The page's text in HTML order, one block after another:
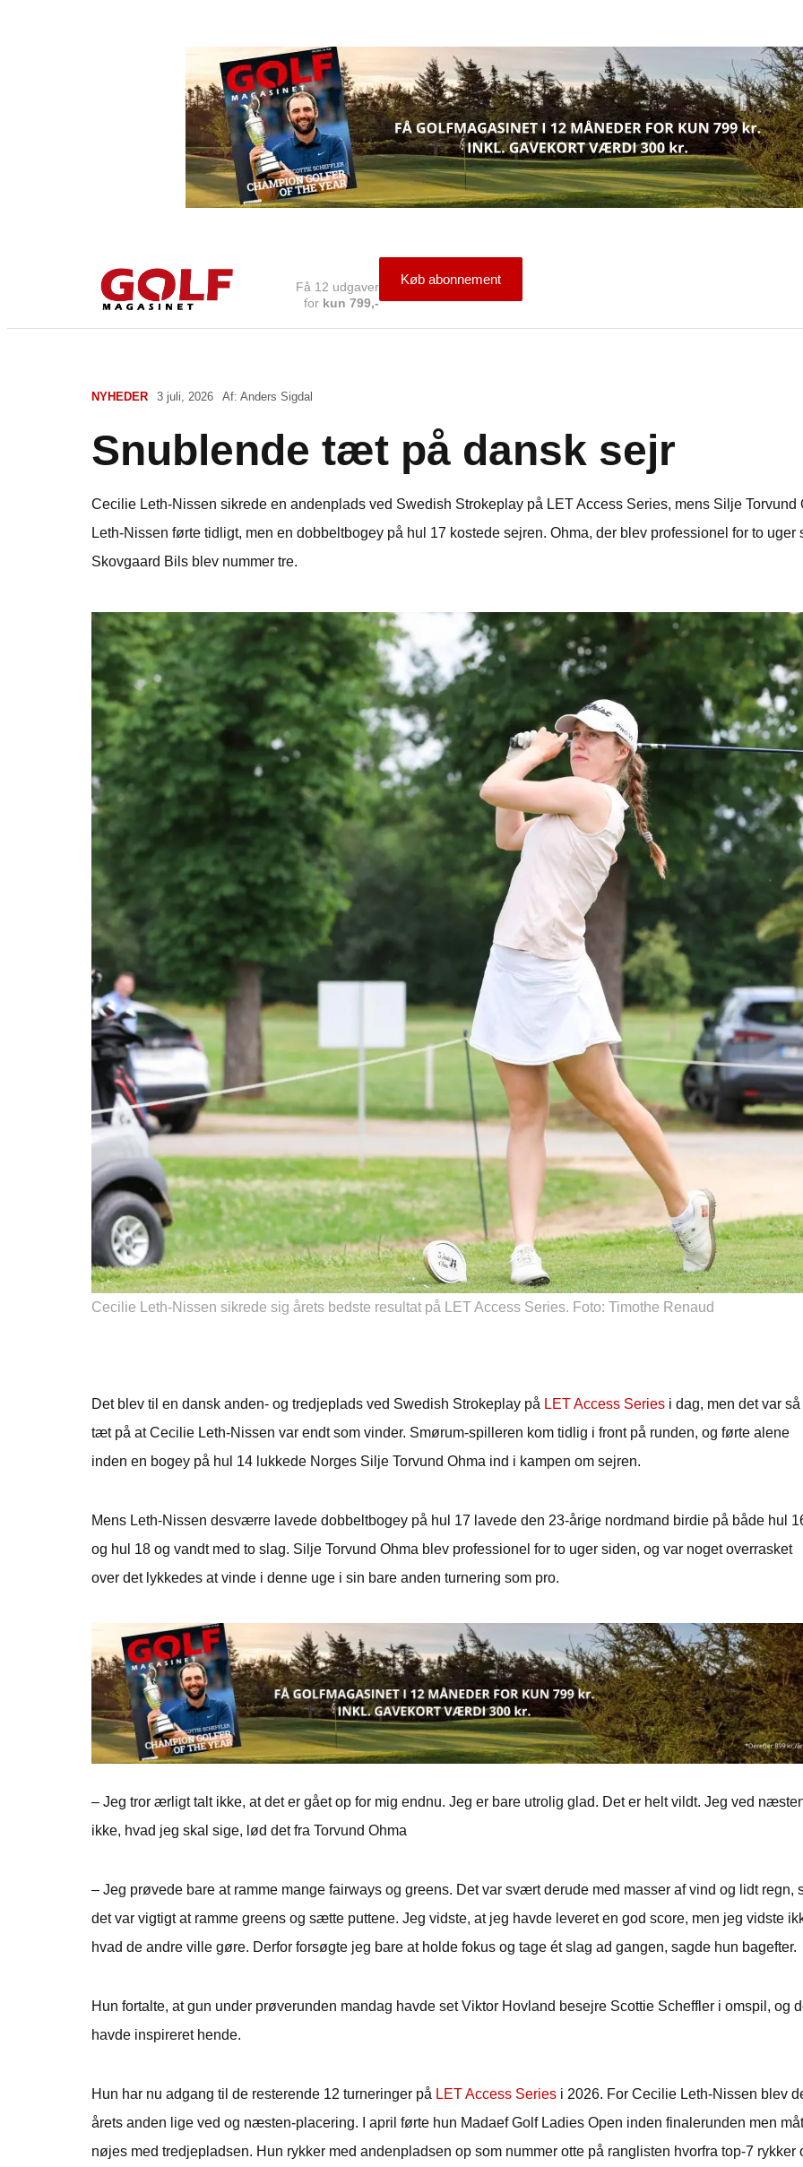
Få 12 udgaver
for kun 799,-
Køb abonnement
NYHEDER 3 juli, 2026 Af: Anders Sigdal
Snublende tæt på dansk sejr
Cecilie Leth-Nissen sikrede en andenplads ved Swedish Strokeplay på LET Access Series, mens Silje
Leth-Nissen førte tidligt, men en dobbeltbogey på hul 17 kostede sejren. Ohma, der blev professionel for to
Skovgaard Bils blev nummer tre.
Cecilie Leth-Nissen sikrede sig årets bedste resultat på LET Access Series. Foto: Timothe Renaud
Det blev til en dansk anden- og tredjeplads ved Swedish Strokeplay på LET Access Series i dag, men det var så
tæt på at Cecilie Leth-Nissen var endt som vinder. Smørum-spilleren kom tidlig i front på runden, og førte alene
inden en bogey på hul 14 lukkede Norges Silje Torvund Ohma ind i kampen om sejren.
Mens Leth-Nissen desværre lavede dobbeltbogey på hul 17 lavede den 23-årige nordmand birdie på både hul
og hul 18 og vandt med to slag. Silje Torvund Ohma blev professionel for to uger siden, og var noget overrasket
over det lykkedes at vinde i denne uge i sin bare anden turnering som pro.
– Jeg tror ærligt talt ikke, at det er gået op for mig endnu. Jeg er bare utrolig glad. Det er helt vildt. Jeg ved
ikke, hvad jeg skal sige, lød det fra Torvund Ohma
– Jeg prøvede bare at ramme mange fairways og greens. Det var svært derude med masser af vind og lidt regn,
det var vigtigt at ramme greens og sætte puttene. Jeg vidste, at jeg havde leveret en god score, men jeg vidste
hvad de andre ville gøre. Derfor forsøgte jeg bare at holde fokus og tage ét slag ad gangen, sagde hun bagefter.
Hun fortalte, at gun under prøverunden mandag havde set Viktor Hovland besejre Scottie Scheffler i omspil, og
havde inspireret hende.
Hun har nu adgang til de resterende 12 turneringer på LET Access Series i 2026. For Cecilie Leth-Nissen blev
årets anden lige ved og næsten-placering. I april førte hun Madaef Golf Ladies Open inden finalerunden men
nøjes med tredjepladsen. Hun rykker med andenpladsen op som nummer otte på ranglisten hvorfra top-7 rykker